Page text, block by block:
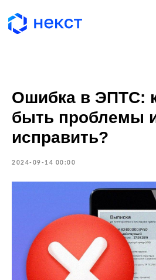
Ошибка в ЭПТС:
быть проблемы
исправить?
2024-09-14 00:00